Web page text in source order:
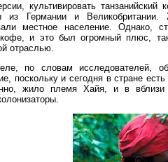
культивировать
из Германии и
местное население. Однако,
и это был огромный плюс, так
отраслью.
по словам исследователей,
поскольку и сегодня в стране
жило племя Хайя, и в